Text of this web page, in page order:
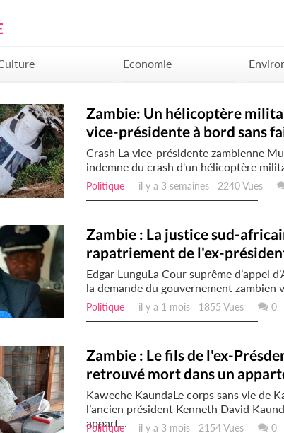
Economie
Zambie: Un hélicoptère
vice-présidente à bord sans
Crash La vice-présidente zambienne
indemne du crash d'un hélicoptère
Politique il y a 3 semaines 2240 Vues
Zambie : La justice sud-
rapatriement de l'ex-
Edgar LunguLa Cour suprême d’appel
la demande du gouvernement zambien
Politique il y a 1 mois 1855 Vues 0
Zambie : Le fils de l'ex-
retrouvé mort dans un
Kaweche KaundaLe corps sans vie de
l’ancien président Kenneth David
appart...
Politique il y a 3 mois 2154 Vues 0